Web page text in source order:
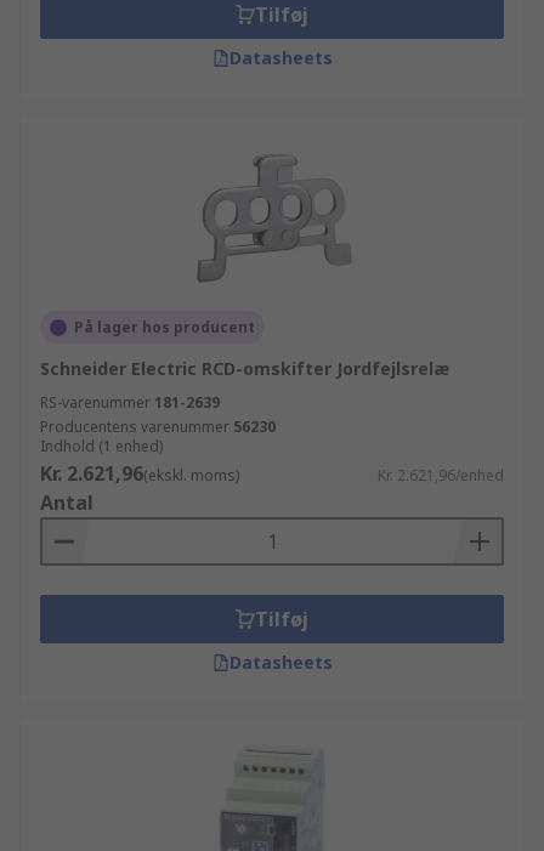
Tilføj
Datasheets
På lager hos producent
Schneider Electric RCD-omskifter Jordfejlsrelæ
RS-varenummer 181-2639
Producentens varenummer 56230
Indhold (1 enhed)
Kr. 2.621,96(ekskl. moms) Kr. 2.621,96/enhed
Antal
Tilføj
Datasheets